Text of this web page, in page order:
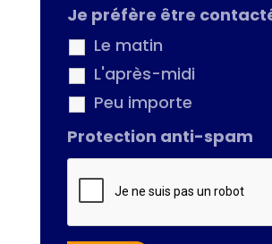
Je préfère être
Le matin
L'après-midi
Peu importe
Protection anti-spam